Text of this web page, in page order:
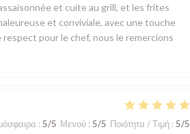
et cuite au grill, et les frites
et conviviale, avec une touche
pour le chef, nous le remercions
: 5/5 Μενού : 5/5 Ποιότητα / Τιμή : 5/5